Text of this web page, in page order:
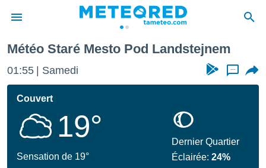
de
Météo Staré Mesto Pod Landstejnem
01:55 Samedi ...
Couvert
19°
Sensation de 19°
Dernier Quartier
Éclairée:24%